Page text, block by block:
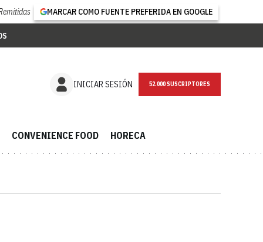
MARCAR COMO FUENTE PREFERIDA EN GOOGLE
INICIAR SESIÓN NEWSLETTER
CONVENIENCE FOOD HORECA